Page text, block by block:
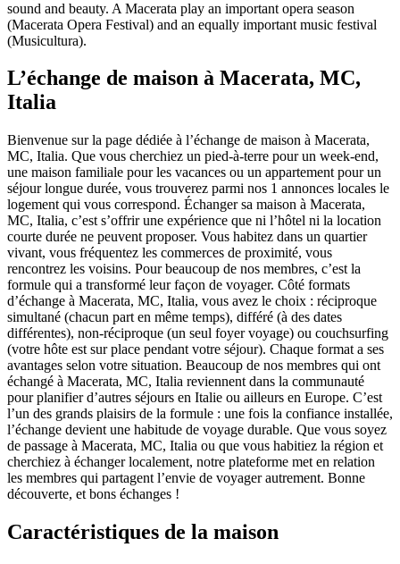
sound and beauty. A Macerata play an important opera season
(Macerata Opera Festival) and an equally important music festival
(Musicultura).
L’échange de maison à Macerata, MC,
Italia
Bienvenue sur la page dédiée à l’échange de maison à Macerata,
MC, Italia. Que vous cherchiez un pied-à-terre pour un week-end,
une maison familiale pour les vacances ou un appartement pour un
séjour longue durée, vous trouverez parmi nos 1 annonces locales le
logement qui vous correspond. Échanger sa maison à Macerata,
MC, Italia, c’est s’offrir une expérience que ni l’hôtel ni la location
courte durée ne peuvent proposer. Vous habitez dans un quartier
vivant, vous fréquentez les commerces de proximité, vous
rencontrez les voisins. Pour beaucoup de nos membres, c’est la
formule qui a transformé leur façon de voyager. Côté formats
d’échange à Macerata, MC, Italia, vous avez le choix : réciproque
simultané (chacun part en même temps), différé (à des dates
différentes), non-réciproque (un seul foyer voyage) ou couchsurfing
(votre hôte est sur place pendant votre séjour). Chaque format a ses
avantages selon votre situation. Beaucoup de nos membres qui ont
échangé à Macerata, MC, Italia reviennent dans la communauté
pour planifier d’autres séjours en Italie ou ailleurs en Europe. C’est
l’un des grands plaisirs de la formule : une fois la confiance installée,
l’échange devient une habitude de voyage durable. Que vous soyez
de passage à Macerata, MC, Italia ou que vous habitiez la région et
cherchiez à échanger localement, notre plateforme met en relation
les membres qui partagent l’envie de voyager autrement. Bonne
découverte, et bons échanges !
Caractéristiques de la maison